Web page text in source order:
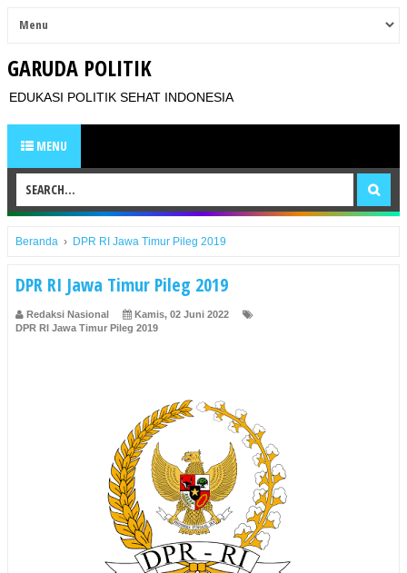
GARUDA POLITIK
EDUKASI POLITIK SEHAT INDONESIA
MENU
Beranda › DPR RI Jawa Timur Pileg 2019
DPR RI Jawa Timur Pileg 2019
Redaksi Nasional
Kamis, 02 Juni 2022
DPR RI Jawa Timur Pileg 2019